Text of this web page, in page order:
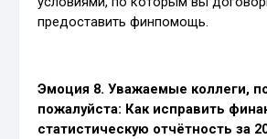
предоставить финпомощь.
Эмоция 8. Уважаемые коллеги,
пожалуйста: Как исправить
статистическую отчётность за